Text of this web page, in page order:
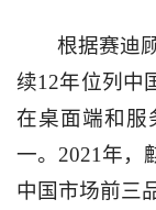
根据赛迪
续12年位列中
在桌面端和服
一。 2021 年，
中国市场前三